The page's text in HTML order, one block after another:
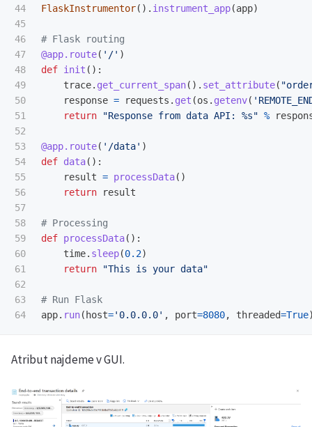
44
45
46
47
48
49
50
51
52
53
54
55
56
57
58
59
60
61
62
63
FlaskInstrumentor(). instrument_app(app)
@app.route( ' /' )
def init ():
trace. get_current_span(). set_attribute( "
response = requests . get (os . getenv( '
return
"Response from data API: %s" %
@app.route( ' /data' )
def data():
result = processData()
return
result
def processData():
time. sleep(0.2)
return
"This is your data"
app. run( host=' 0.0.0.0' , port=8080, threaded=True
Atribut najdeme v GUI.